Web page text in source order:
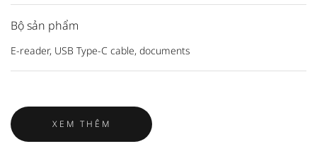
Bộ sản phẩm
E-reader, USB Type-C cable, documents
XEM THÊM